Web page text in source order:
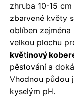
zhruba 10-15
zbarvené květy
oblíben
velkou plochu
květinový
pěstování a
Vhodnou půdou
kyselým pH.